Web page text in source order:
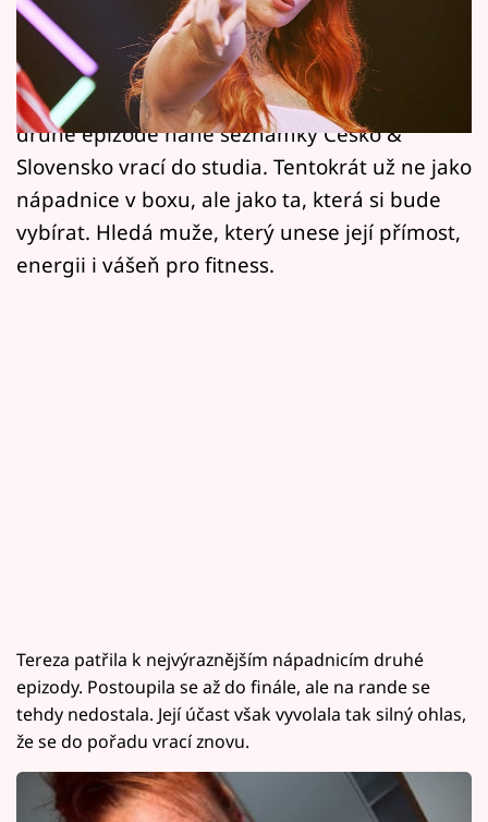
Sledujte prima+
Filmový festival Karlovy Vary
Pořady
Mámy sobě
Přihlášení
Sebevědomá fitness trenérka a tvůrkyně
obsahu na erotické platformě Tereza (24),
známá jako Osladinda, se po úspěchu ve
druhé epizodě nahé seznamky Česko &
Slovensko vrací do studia. Tentokrát už ne jako
nápadnice v boxu, ale jako ta, která si bude
vybírat. Hledá muže, který unese její přímost,
energii i vášeň pro fitness.
Tereza patřila k nejvýraznějším nápadnicím druhé
epizody. Postoupila se až do finále, ale na rande se
tehdy nedostala. Její účast však vyvolala tak silný ohlas,
že se do pořadu vrací znovu.